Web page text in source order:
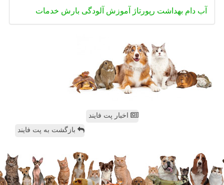
آب دام بهداشت رپورتاژ آموزش آلودگی بارش خدمات
اخبار پت فایند
بازگشت به پت فایند